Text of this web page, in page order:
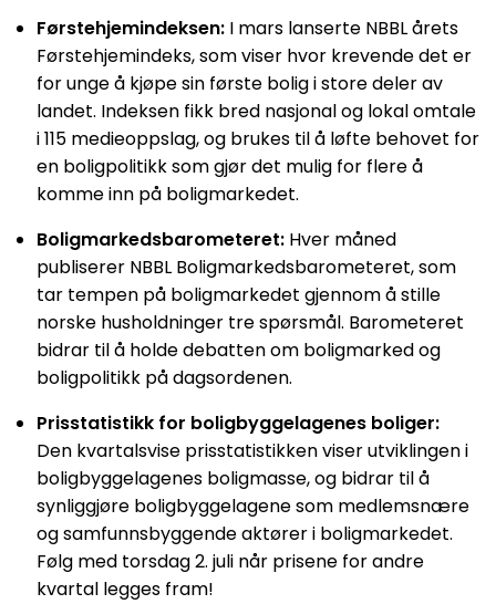
Førstehjemindeksen:I mars lanserte NBBL årets
Førstehjemindeks, som viser hvor krevende det er
for unge å kjøpe sin første bolig i store deler av
landet. Indeksen fikk bred nasjonal og lokal omtale
i 115 medieoppslag, og brukes til å løfte behovet for
en boligpolitikk som gjør det mulig for flere å
komme inn på boligmarkedet.
Boligmarkedsbarometeret:Hver måned
publiserer NBBL Boligmarkedsbarometeret, som
tar tempen på boligmarkedet gjennom å stille
norske husholdninger tre spørsmål. Barometeret
bidrar til å holde debatten om boligmarked og
boligpolitikk på dagsordenen.
Prisstatistikk for boligbyggelagenes boliger:
Den kvartalsvise prisstatistikken viser utviklingen i
boligbyggelagenes boligmasse, og bidrar til å
synliggjøre boligbyggelagene som medlemsnære
og samfunnsbyggende aktører i boligmarkedet.
Følg med torsdag 2. juli når prisene for andre
kvartal legges fram!